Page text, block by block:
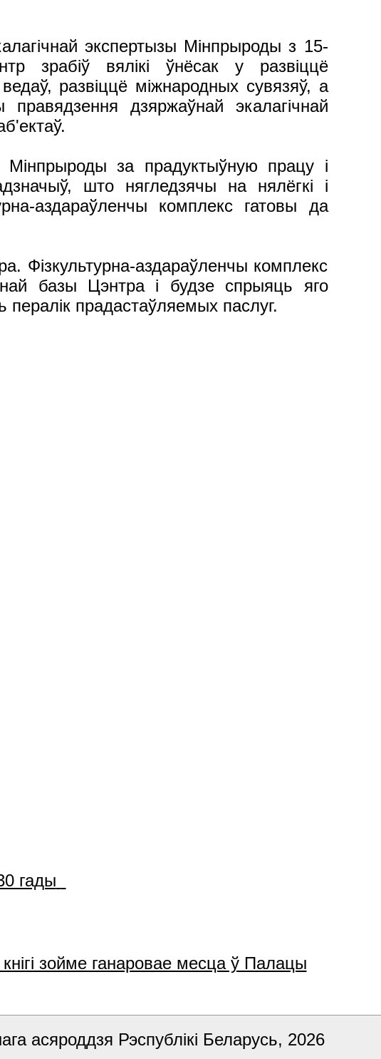
экспертызы Мінпрыроды з 15-
зрабіў вялікі ўнёсак у развіццё
развіццё міжнародных сувязяў, а
дзяржаўнай экалагічнай
Мінпрыроды за прадуктыўную працу і
што нягледзячы на нялёгкі і
аздараўленчы комплекс гатовы да
Фізкультурна-аздараўленчы комплекс
базы Цэнтра і будзе спрыяць яго
прадастаўляемых паслуг.
гады
зойме ганаровае месца ў Палацы
асяроддзя Рэспублікі Беларусь, 2026